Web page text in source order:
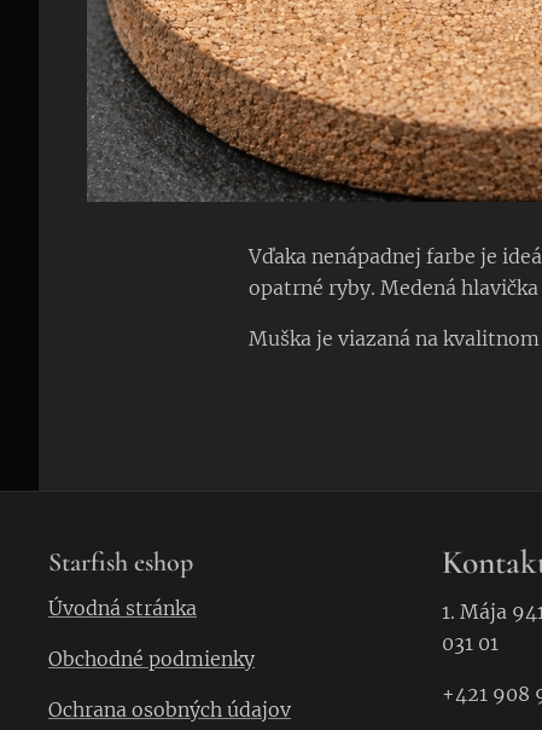
Vďaka nenápadnej farbe je
opatrné ryby. Medená
Muška je viazaná na
Starfish eshop
Úvodná stránka
Obchodné podmienky
Ochrana osobných údajov
1. Mája
031 01
+421 908